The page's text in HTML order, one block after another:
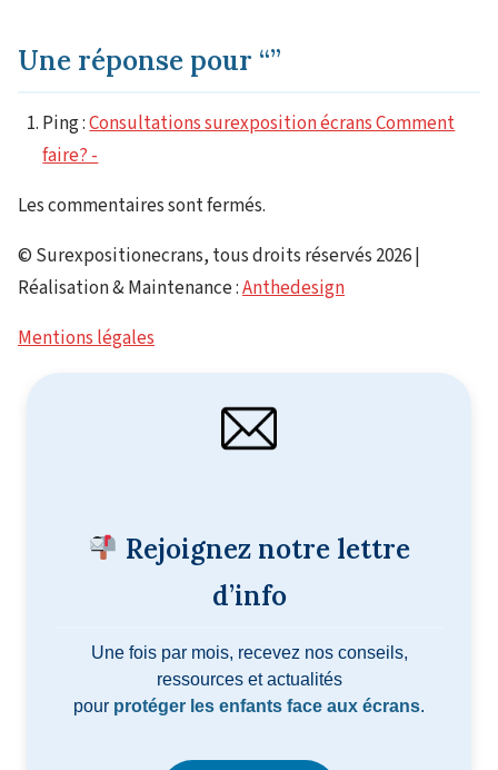
Une réponse pour “”
Ping :Consultations surexposition écrans Comment
faire? -
Les commentaires sont fermés.
© Surexpositionecrans, tous droits réservés 2026 |
Réalisation & Maintenance :Anthedesign
Mentions légales
Rejoignez notre lettre
d’info
Une fois par mois, recevez nos conseils,
ressources et actualités
pour protéger les enfants face aux écrans.